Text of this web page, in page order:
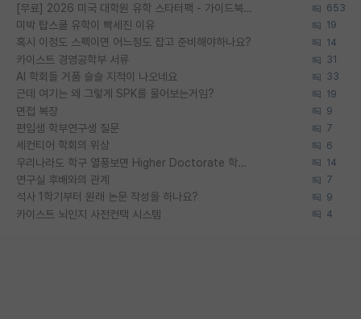
[무료] 2026 미국 대학원 유학 스타터팩 - 가이드북 & 합격자 컨택메일 템플릿 653
미박 탑스쿨 유학이 빡세진 이유 19
혹시 이정도 스펙이면 어느정도 잡고 준비해야하나요? 14
카이스트 경영공학부 서류 31
AI 학회들 거품 슬슬 지적이 나오네요 33
근데 여기는 왜 그렇게 SPK를 물어보는거임? 19
면접 복장 9
편입생 학부연구생 질문 7
세컨티어 학회의 위상 6
우리나라도 학구 열풍보면 Higher Doctorate 학위가 필요하다고 봅니다. 14
연구실 후배와의 관계 7
석사 1학기부터 원래 논문 작성을 하나요? 9
카이스트 뇌인지 사전컨택 시스템 4